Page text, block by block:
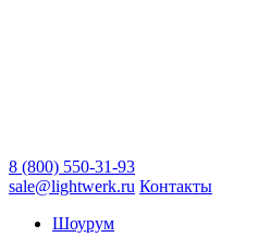
8 (800) 550-31-93
sale@lightwerk.ru Контакты
Шоурум